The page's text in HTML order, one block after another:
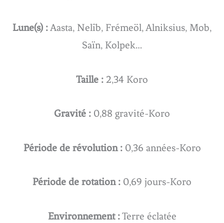
Lune(s) :Aasta, Nelîb, Frémeöl, Alniksius, Mob,
Saïn, Kolpek…
Taille : 2,34 Koro
Gravité : 0,88 gravité-Koro
Période de révolution :0,36 années-Koro
Période de rotation : 0,69 jours-Koro
Environnement :Terre éclatée